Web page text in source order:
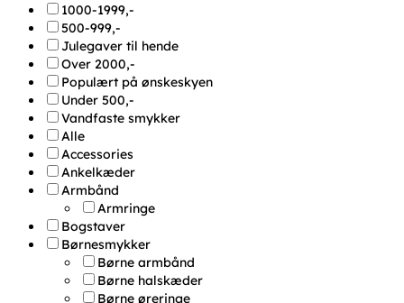
1000-1999,-
500-999,-
Julegaver til hende
Over 2000,-
Populært på ønskeskyen
Under 500,-
Vandfaste smykker
Alle
Accessories
Ankelkæder
Armbånd
Armringe
Bogstaver
Børnesmykker
Børne armbånd
Børne halskæder
Børne øreringe